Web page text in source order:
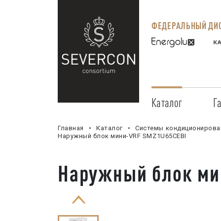
ФЕДЕРАЛЬНЫЙ
Каталог
Главная Каталог Системы
Наружный блок мини-VRF SMZ1U65CEBI
Наружный блок